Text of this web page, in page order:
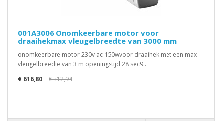
001A3006 Onomkeerbare motor voor
draaihekmax vleugelbreedte van 3000 mm
onomkeerbare motor 230v ac-150wvoor draaihek met een max
vleugelbreedte van 3 m openingstijd 28 sec9..
€ 616,80
€ 712,94